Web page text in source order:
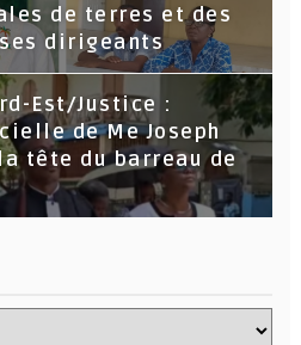
de terres et des
dirigeants
Est/Justice :
de Me Joseph
tête du barreau de